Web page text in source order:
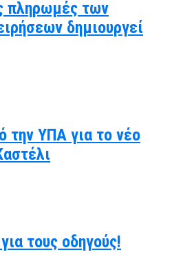
πληρωμές των
δημιουργεί
την ΥΠΑ για το νέο
τους οδηγούς!